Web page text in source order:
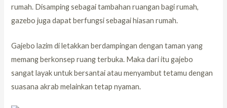
rumah. Disamping sebagai tambahan ruangan bagi rumah,
gazebo juga dapat berfungsi sebagai hiasan rumah.
Gajebo lazim di letakkan berdampingan dengan taman yang
memang berkonsep ruang terbuka. Maka dari itu gajebo
sangat layak untuk bersantai atau menyambut tetamu dengan
suasana akrab melainkan tetap nyaman.